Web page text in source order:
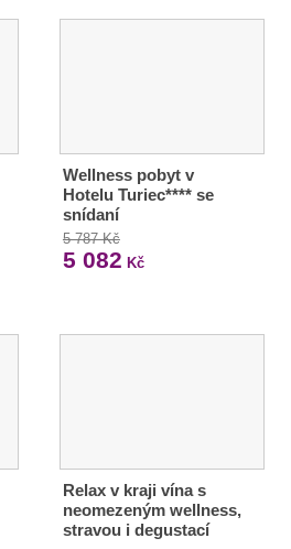
Wellness pobyt v
Hotelu Turiec**** se
snídaní
5 787 Kč
5 082 Kč
Relax v kraji vína s
neomezeným wellness,
stravou i degustací